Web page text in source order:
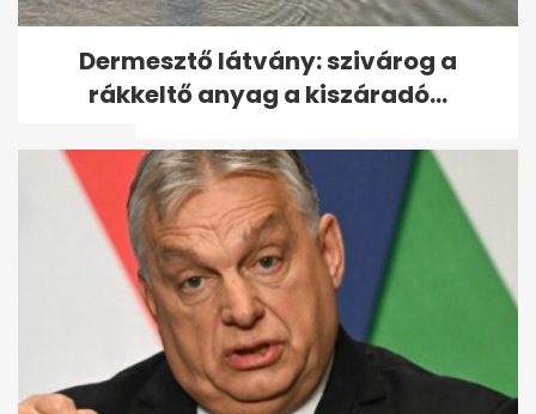
Majdnem elkészültek a vasúti
várók, de Mészáros
bizalmasa...
Dermesztő látvány: szivárog a
rákkeltő anyag a kiszáradó...